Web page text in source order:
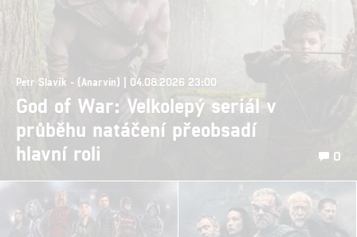
Petr Slavík - (Anarvin) | 04.08.2026 23:00
0
God of War: Velkolepý seriál v
průběhu natáčení přeobsadí
hlavní roli